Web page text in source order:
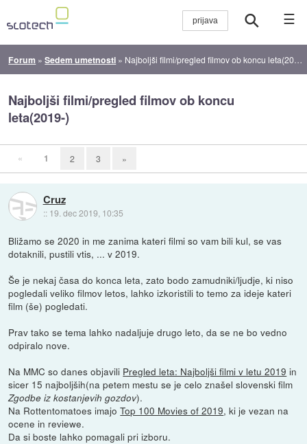
☰
Forum »Sedem umetnosti » Najboljši filmi/pregled filmov ob koncu leta(2019-)
Najboljši filmi/pregled filmov ob koncu
leta(2019-)
« 1 2 3 »
Cruz
:: 19. dec 2019, 10:35
Bližamo se 2020 in me zanima kateri filmi so vam bili kul, se vas
dotaknili, pustili vtis, ... v 2019.
Še je nekaj časa do konca leta, zato bodo zamudniki/ljudje, ki niso
pogledali veliko filmov letos, lahko izkoristili to temo za ideje kateri
film (še) pogledati.
Prav tako se tema lahko nadaljuje drugo leto, da se ne bo vedno
odpiralo nove.
Na MMC so danes objavili Pregled leta: Najboljši filmi v letu 2019 in
sicer 15 najboljših(na petem mestu se je celo znašel slovenski film
Zgodbe iz kostanjevih gozdov).
Na Rottentomatoes imajoTop 100 Movies of 2019, ki je vezan na
ocene in reviewe.
Da si boste lahko pomagali pri izboru.